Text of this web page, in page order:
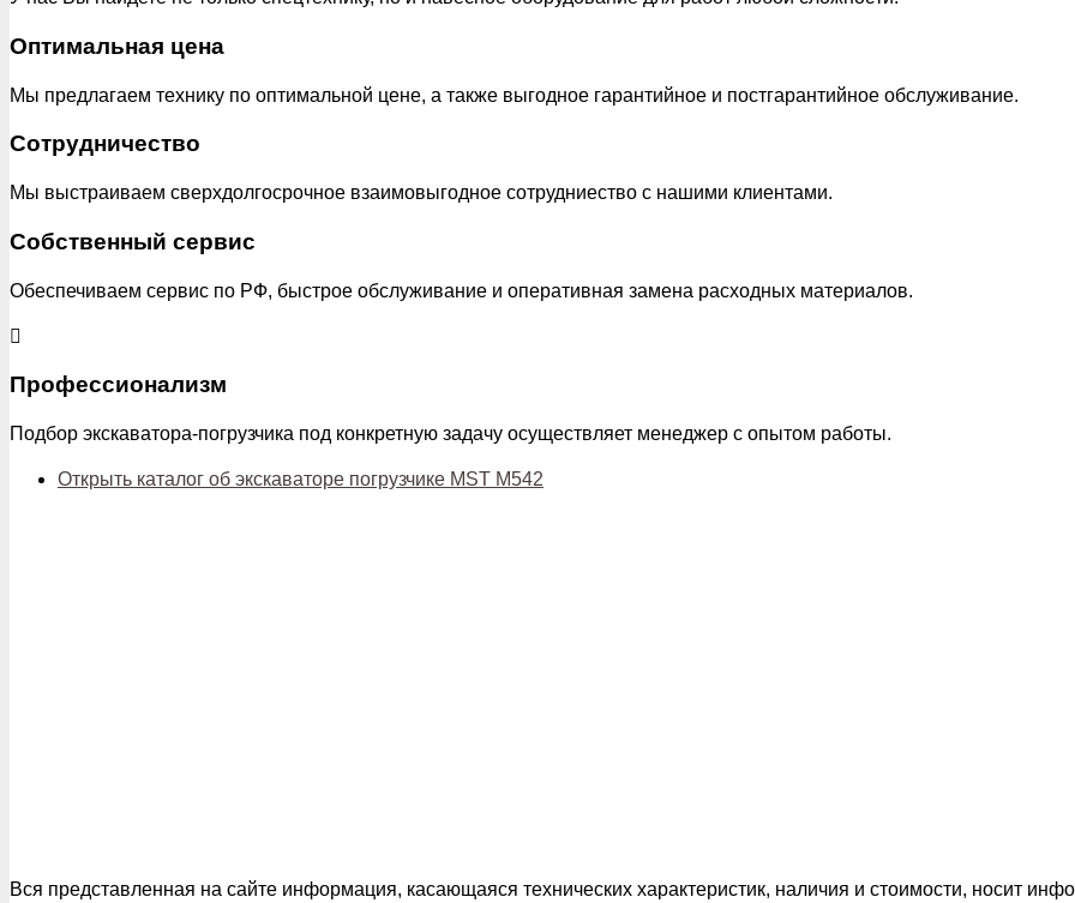
Оптимальная цена
Мы предлагаем технику по оптимальной цене, а также выгодное гарантийное и постгарантийное обслуживание.
Сотрудничество
Мы выстраиваем сверхдолгосрочное взаимовыгодное сотрудниество с нашими клиентами.
Собственный сервис
Обеспечиваем сервис по РФ, быстрое обслуживание и оперативная замена расходных материалов.
Профессионализм
Подбор экскаватора-погрузчика под конкретную задачу осуществляет менеджер с опытом работы.
Открыть каталог об экскаваторе погрузчике MST M542
Вся представленная на сайте информация, касающаяся технических характеристик, наличия и стоимости, носит